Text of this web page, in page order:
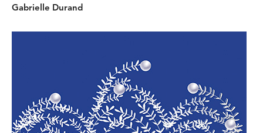
Gabrielle Durand